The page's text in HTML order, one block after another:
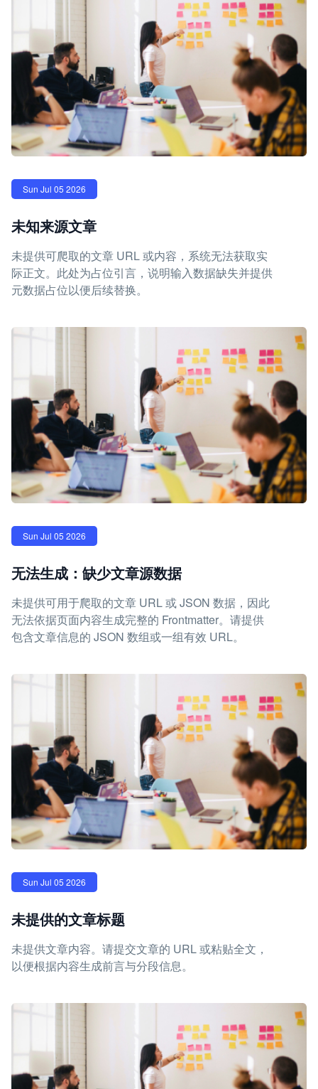
Sun Jul 05 2026
未知来源文章
未提供可爬取的文章 URL 或内容，系统无法获取实
际正文。此处为占位引言，说明输入数据缺失并提供
元数据占位以便后续替换。
Sun Jul 05 2026
无法生成：缺少文章源数据
未提供可用于爬取的文章 URL 或 JSON 数据，因此
无法依据页面内容生成完整的 Frontmatter。请提供
包含文章信息的 JSON 数组或一组有效 URL。
Sun Jul 05 2026
未提供的文章标题
未提供文章内容。请提交文章的 URL 或粘贴全文，
以便根据内容生成前言与分段信息。